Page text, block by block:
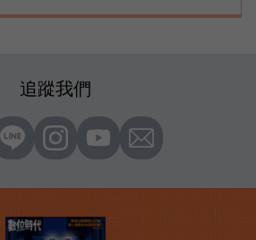
追蹤我們